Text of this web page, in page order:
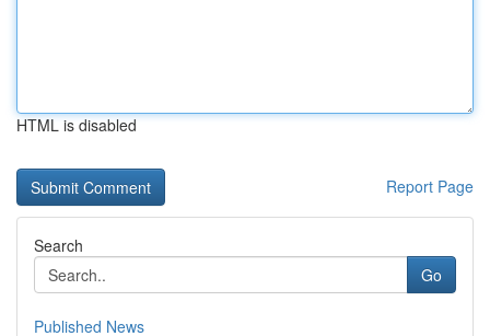
HTML is disabled
Report Page
Search
Go
Published News